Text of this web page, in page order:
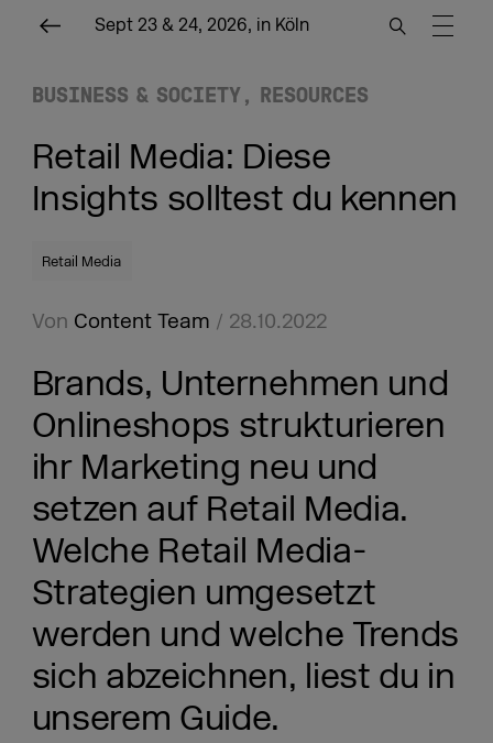
Sept 23 & 24, 2026, in Köln
BUSINESS & SOCIETY RESOURCES
Retail Media: Diese
Insights solltest du kennen
Retail Media
Von Content Team / 28.10.2022
Brands, Unternehmen und
Onlineshops strukturieren
ihr Marketing neu und
setzen auf Retail Media.
Welche Retail Media-
Strategien umgesetzt
werden und welche Trends
sich abzeichnen, liest du in
unserem Guide.